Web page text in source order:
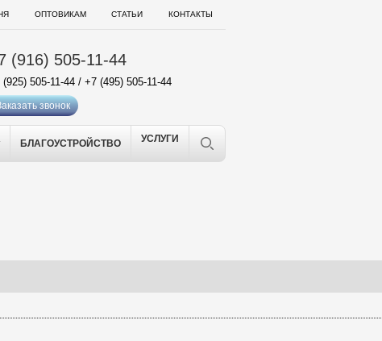
ОПТОВИКАМ СТАТЬИ КОНТАКТЫ
(916) 505-11-44
(925) 505-11-44 / +7 (495) 505-11-44
звонок
БЛАГОУСТРОЙСТВО УСЛУГИ